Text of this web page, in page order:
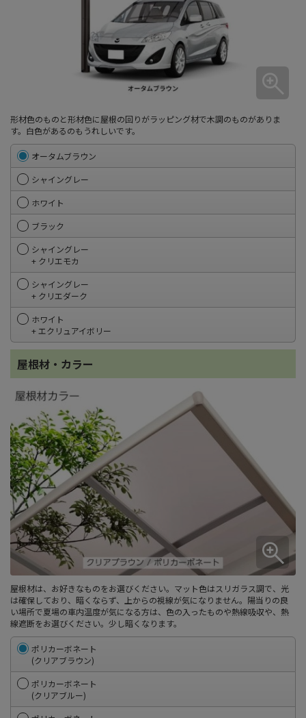
形材色のものと形材色に屋根の回りがラッピング材で木調のものがありま
す。白色があるのもうれしいです。
オータムブラウン
シャイングレー
ホワイト
ブラック
シャイングレー
+ クリエモカ
シャイングレー
+ クリエダーク
ホワイト
+ エクリュアイボリー
屋根材・カラー
屋根材は、お好きなものをお選びください。マット色はスリガラス調で、光
は確保しており、暗くならず、上からの視線が気になりません。陽当りの良
い場所で夏場の車内温度が気になる方は、色の入ったものや熱線吸収や、熱
線遮断をお選びください。少し暗くなります。
ポリカーボネート
(クリアブラウン)
ポリカーボネート
(クリアブルー)